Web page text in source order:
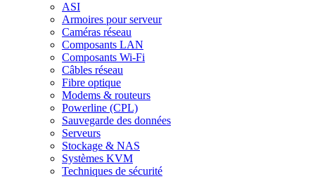
ASI
Armoires pour serveur
Caméras réseau
Composants LAN
Composants Wi-Fi
Câbles réseau
Fibre optique
Modems & routeurs
Powerline (CPL)
Sauvegarde des données
Serveurs
Stockage & NAS
Systèmes KVM
Techniques de sécurité